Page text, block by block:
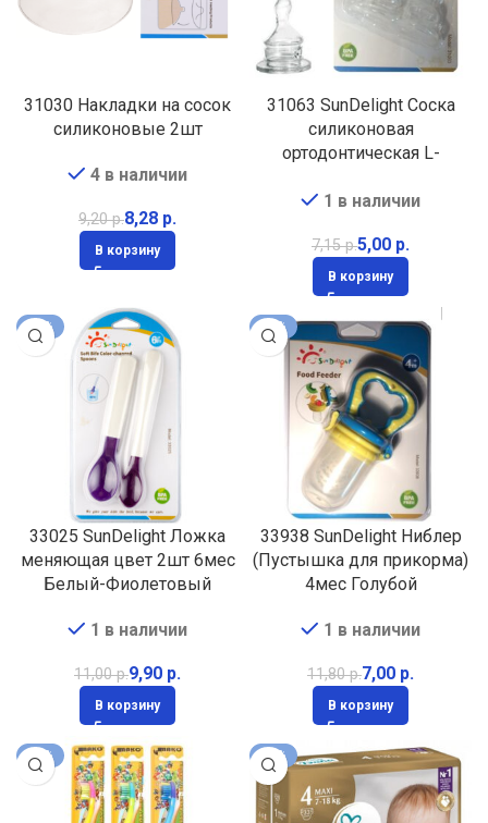
31030 Накладки на сосок
силиконовые 2шт
4 в наличии
9,20р.8,28 р.
В корзину
31063 SunDelight Соска
силиконовая
ортодонтическая L-
1 в наличии
7,15р.5,00 р.
В корзину
-10%
33025 SunDelight Ложка
меняющая цвет 2шт 6мес
Белый-Фиолетовый
1 в наличии
11,00р.9,90 р.
В корзину
-41%
33938 SunDelight Ниблер
(Пустышка для прикорма)
4мес Голубой
1 в наличии
11,80р.7,00 р.
В корзину
-16% -37%